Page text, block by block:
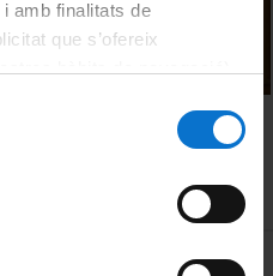
amb finalitats de
que s’ofereix
del lloc web de la
of five cities
MENÚ PEU 1